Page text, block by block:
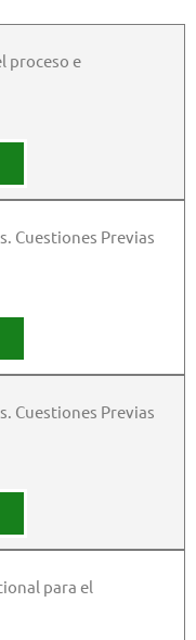
proceso e
Cuestiones Previas
Cuestiones Previas
para el